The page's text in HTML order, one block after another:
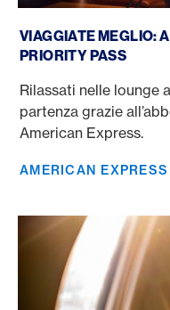
VIAGGIATE MEGLIO:
PRIORITY PASS
Rilassati nelle lounge
partenza grazie
American Express.
AMERICAN